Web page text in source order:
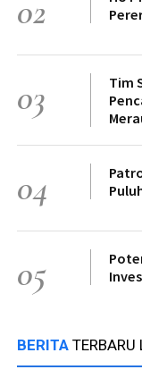
02
03
Tim
04
05
BERITA TERBARU